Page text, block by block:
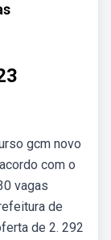
gcm novo
com o
vagas
de
de 2. 292